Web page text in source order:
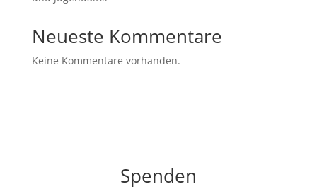
Neueste Kommentare
Keine Kommentare vorhanden.
Spenden